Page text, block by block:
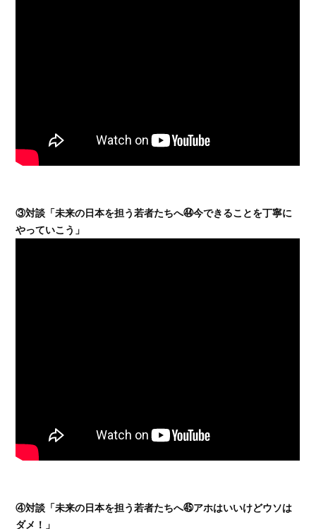
③対談「未来の日本を担う若者たちへ㊹今できることを丁寧に
やっていこう」
④対談「未来の日本を担う若者たちへ㊺アホはいいけどウソは
ダメ！」